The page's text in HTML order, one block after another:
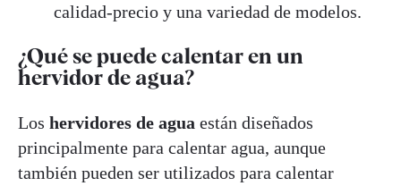
calidad-precio y una variedad de modelos.
¿Qué se puede calentar en un
hervidor de agua?
Los hervidores de agua están diseñados
principalmente para calentar agua, aunque
también pueden ser utilizados para calentar